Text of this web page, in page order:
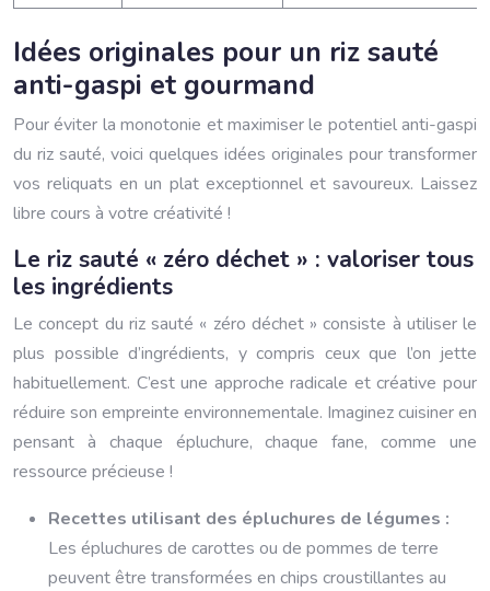
Idées originales pour un riz sauté
anti-gaspi et gourmand
Pour éviter la monotonie et maximiser le potentiel anti-gaspi
du riz sauté, voici quelques idées originales pour transformer
vos reliquats en un plat exceptionnel et savoureux. Laissez
libre cours à votre créativité !
Le riz sauté « zéro déchet » : valoriser tous
les ingrédients
Le concept du riz sauté « zéro déchet » consiste à utiliser le
plus possible d’ingrédients, y compris ceux que l’on jette
habituellement. C’est une approche radicale et créative pour
réduire son empreinte environnementale. Imaginez cuisiner en
pensant à chaque épluchure, chaque fane, comme une
ressource précieuse !
Recettes utilisant des épluchures de légumes :
Les épluchures de carottes ou de pommes de terre
peuvent être transformées en chips croustillantes au